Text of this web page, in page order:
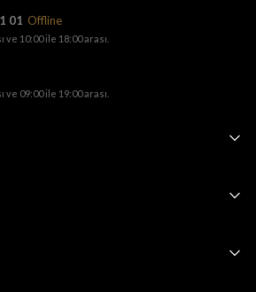
01 Offline
10:00 ile 18:00 arası.
09:00 ile 19:00 arası.